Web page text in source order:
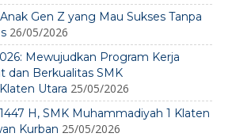
Gen Z yang Mau Sukses Tanpa
26/05/2026
Mewujudkan Program Kerja
dan Berkualitas SMK
Utara 25/05/2026
H, SMK Muhammadiyah 1 Klaten
Kurban 25/05/2026